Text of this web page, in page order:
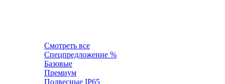
Смотреть все
Спецпредложение %
Базовые
Премиум
Подвесные IP65